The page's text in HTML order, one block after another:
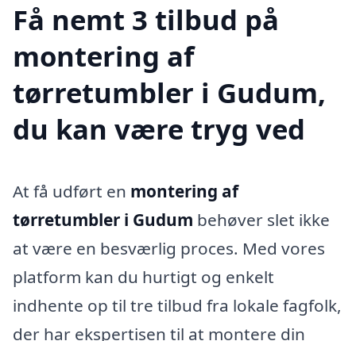
Få nemt 3 tilbud på
montering af
tørretumbler i Gudum,
du kan være tryg ved
At få udført en montering af
tørretumbler i Gudum behøver slet ikke
at være en besværlig proces. Med vores
platform kan du hurtigt og enkelt
indhente op til tre tilbud fra lokale fagfolk,
der har ekspertisen til at montere din